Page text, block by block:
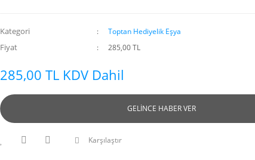
Kategori Toptan Hediyelik Eşya
Fiyat 285,00 TL
285,00 TL KDV Dahil
GELİNCE HABER VER
Karşılaştır